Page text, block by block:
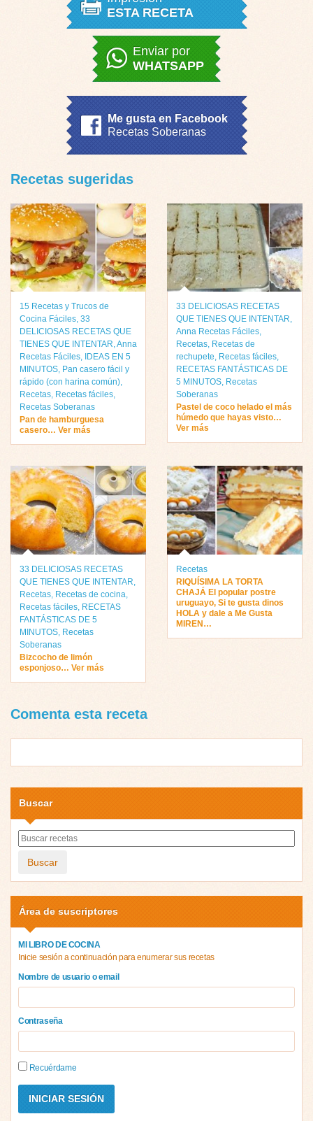
ESTA RECETA
Enviar por
WHATSAPP
Me gusta en Facebook
Recetas Soberanas
Recetas sugeridas
15 Recetas y Trucos de
Cocina Fáciles, 33
DELICIOSAS RECETAS QUE
TIENES QUE INTENTAR,Anna
Recetas Fáciles, IDEAS EN 5
MINUTOS, Pan casero fácil y
rápido (con harina común),
Recetas, Recetas fáciles,
Recetas Soberanas
Pan de hamburguesa
casero… Ver más
33 DELICIOSAS RECETAS
QUE TIENES QUE INTENTAR,
Anna Recetas Fáciles,
Recetas, Recetas de
rechupete, Recetas fáciles,
RECETAS FANTÁSTICAS DE
5 MINUTOS, Recetas
Soberanas
Pastel de coco helado el más
húmedo que hayas visto…
Ver más
33 DELICIOSAS RECETAS
QUE TIENES QUE INTENTAR,
Recetas, Recetas de cocina,
Recetas fáciles, RECETAS
FANTÁSTICAS DE 5
MINUTOS, Recetas
Soberanas
Bizcocho de limón
esponjoso… Ver más
Recetas
RIQUÍSIMA LA TORTA
CHAJÁ El popular postre
uruguayo, Si te gusta dinos
HOLA y dale a Me Gusta
MIREN…
Comenta esta receta
Buscar
Buscar
Área de suscriptores
MI LIBRO DE COCINA
Inicie sesión a continuación para enumerar sus recetas
Nombre de usuario o email
Contraseña
Recuérdame